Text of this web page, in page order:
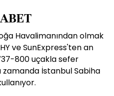
Havalimanından olmak
ve SunExpress'ten an
800 uçakla sefer
zamanda İstanbul Sabiha